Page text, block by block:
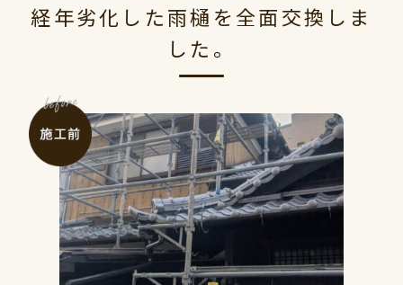
経年劣化した雨樋を全面交換しま
した。